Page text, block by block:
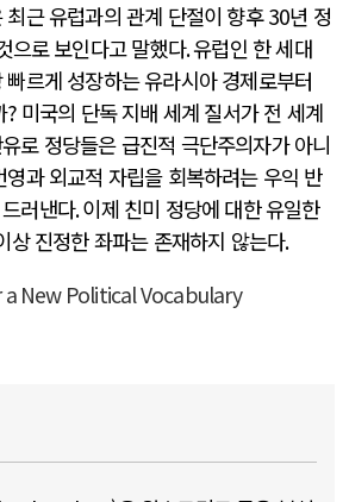
근 유럽과의 관계 단절이 향후30년 정
으로 보인다고 말했다.유럽인 한 세대
르게 성장하는 유라시아 경제로부터
? 미국의 단독 지배 세계 질서가 전 세계
로 정당들은 급진적 극단주의자가 아니
과 외교적 자립을 회복하려는 우익 반
러낸다.이제 친미 정당에 대한 유일한
상 진정한 좌파는 존재하지 않는다.
New Political Vocabulary